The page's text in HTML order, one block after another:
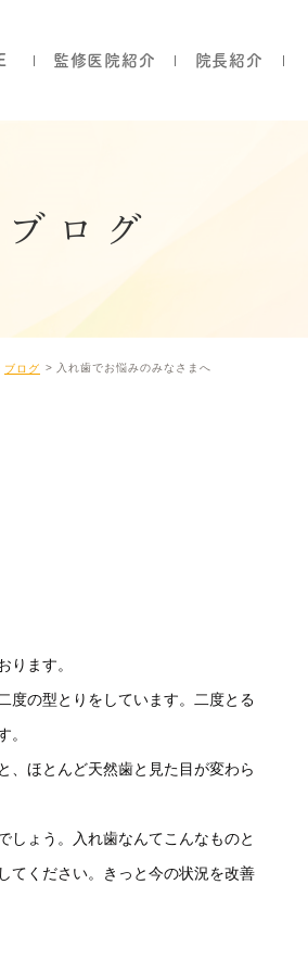
監修医院紹介 院長紹介
ブログ
ブログ 入れ歯でお悩みのみなさまへ
ります。
度の型とりをしています。二度とる
。
、ほとんど天然歯と見た目が変わら
しょう。入れ歯なんてこんなものと
てください。きっと今の状況を改善